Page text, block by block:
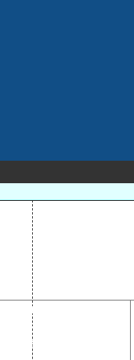
10,000.00
现金
二奖A